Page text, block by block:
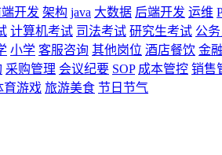
开发 架构 java 大数据 后端开发 运维
计算机考试 司法考试 研究生考试 公
小学 客服咨询 其他岗位 酒店餐饮 金
采购管理 会议纪要 SOP 成本管控 销售
育游戏 旅游美食 节日节气